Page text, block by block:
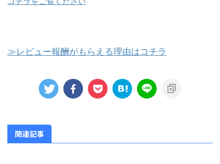
≫レビュー報酬がもらえる理由はコチラ
関連記事